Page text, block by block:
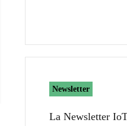
Newsletter
La Newsletter